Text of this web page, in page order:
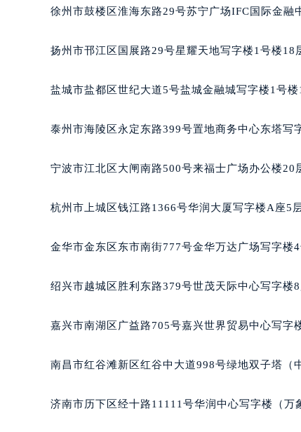
大连市中山区人民路15号国际金
东莞市东城街道鸿福东路1号民盈
南通市崇川区工农路57号圆融广
武汉市江汉区解放大道686号世界
合肥市蜀山区潜山路111号万象城
青岛市南区山东路6号华润大厦B
长春市朝阳区西安大路727号中银
昆明市盘龙区北京路928号同德昆
西安市碑林区南关正街88号华侨
唐山市路南区新华东道100号万
内蒙古自治区呼和浩特市玉泉区
徐州市鼓楼区淮海东路29号苏宁广场IFC国际金融
扬州市邗江区国展路29号星耀天地写字楼1号楼18
盐城市盐都区世纪大道5号盐城金融城写字楼1号楼
泰州市海陵区永定东路399号置地商务中心东塔写
宁波市江北区大闸南路500号来福士广场办公楼20
杭州市上城区钱江路1366号华润大厦写字楼A座5
金华市金东区东市南街777号金华万达广场写字楼
绍兴市越城区胜利东路379号世茂天际中心写字楼
嘉兴市南湖区广益路705号嘉兴世界贸易中心写字
南昌市红谷滩新区红谷中大道998号绿地双子塔（
济南市历下区经十路11111号华润中心写字楼（万